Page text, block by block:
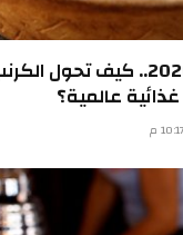
بطل المطبخ في 2026.. كيف
عالمية؟